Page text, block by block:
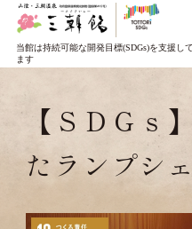
当館は持続可能な開発目標(SDGs)を支援し
ます
【ＳＤＧｓ
たランプシ